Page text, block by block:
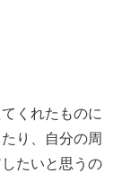
くれたものに
り、自分の周
たいと思うの